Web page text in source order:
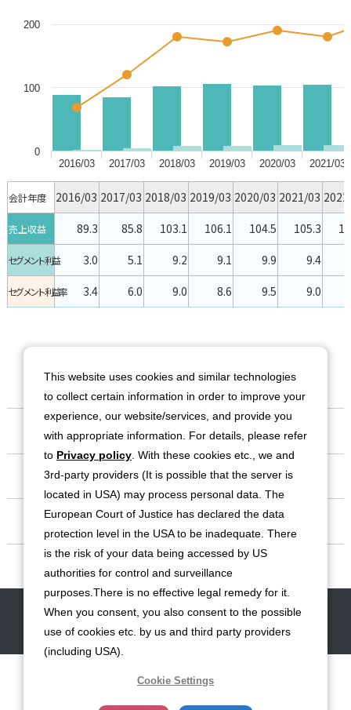
2016/03 2017/03 2018/03 2019/03 2020/03 2021/03
0
100
200
会計年度 2016/03 2017/03 2018/03 2019/03 2020/03 2021/03
売上収益 89.3 85.8 103.1 106.1 104.5 105.3
セグメント利益 3.0 5.1 9.2 9.1 9.9 9.4
セグメント利益率 3.4 6.0 9.0 8.6 9.5 9.0
会社情報
事業紹介
IR情報
サステナビリティ
お問い合わせ サイトマップ 免責事項 利用規約
個人情報保護方針
クッキー（Cookie）ポリシー
ソーシャルメディア利用規約
This website uses cookies and similar technologies
to collect certain information in order to improve your
experience, our website/services, and provide you
with appropriate information. For details, please refer
to Privacy policy . With these cookies etc., we and
3rd-party providers (It is possible that the server is
located in USA) may process personal data. The
European Court of Justice has declared the data
protection level in the USA to be inadequate. There
is the risk of your data being accessed by US
authorities for control and surveillance
purposes.There is no effective legal remedy for it.
When you consent, you also consent to the possible
use of cookies etc. by us and third party providers
(including USA).
Cookie Settings